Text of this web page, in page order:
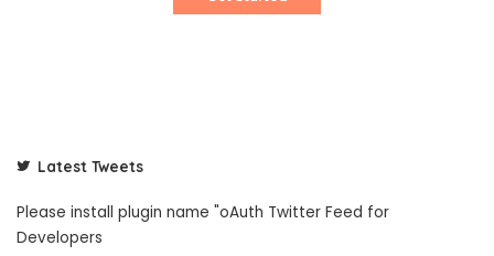
Latest Tweets
Please install plugin name "oAuth Twitter Feed for
Developers